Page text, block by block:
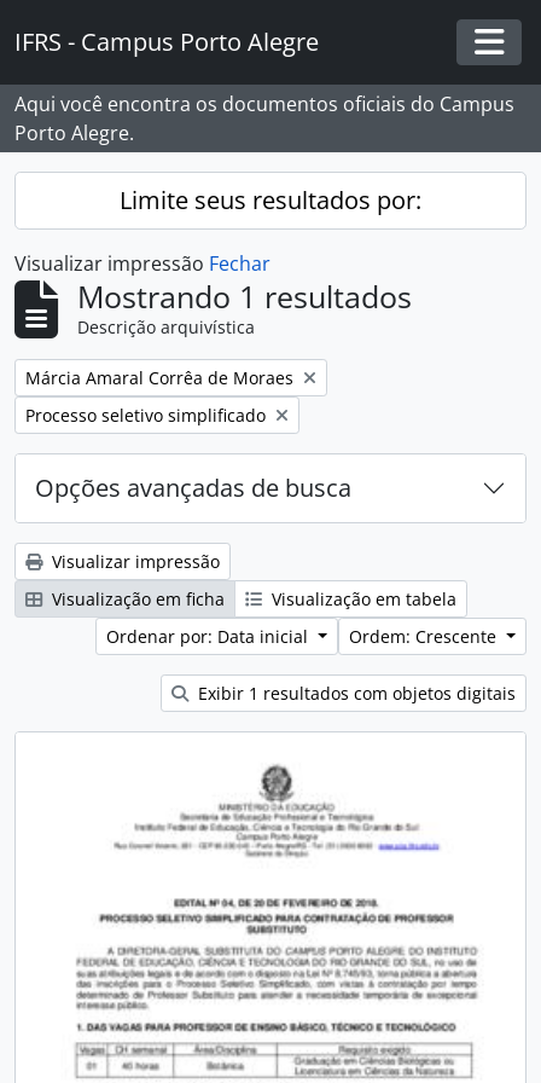
IFRS - Campus Porto Alegre
Aqui você encontra os documentos oficiais do Campus
Porto Alegre.
Limite seus resultados por:
Visualizar impressão Fechar
Mostrando 1 resultados
Descrição arquivística
Remover filtro:
Márcia Amaral Corrêa de Moraes
Remover filtro:
Processo seletivo simplificado
Opções avançadas de busca
Visualizar impressão
Visualização em ficha
Visualização em tabela
Ordenar por: Data inicial
Ordem: Crescente
Exibir 1 resultados com objetos digitais